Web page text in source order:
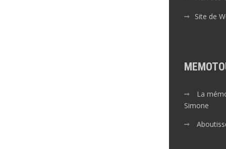
Site de
La
Simone